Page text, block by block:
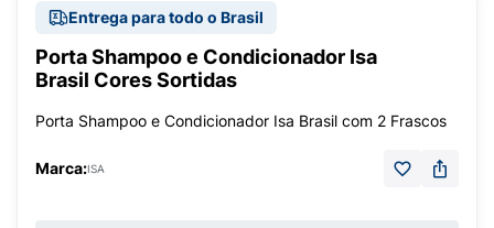
Entrega para todo o Brasil
Porta Shampoo e Condicionador Isa
Brasil Cores Sortidas
Porta Shampoo e Condicionador Isa Brasil com 2 Frascos
Marca:ISA